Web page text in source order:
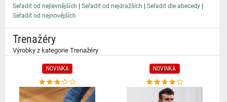
Seřadit od nejlevnějších | Seřadit od nejdražších | Seřadit dle abecedy |
Seřadit od nejnovějších
Trenažéry
Výrobky z kategorie Trenažéry
NOVINKA NOVINKA